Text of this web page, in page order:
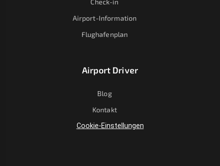
Airport-Information
Flughafenplan
Airport Driver
Blog
Kontakt
Cookie-Einstellungen